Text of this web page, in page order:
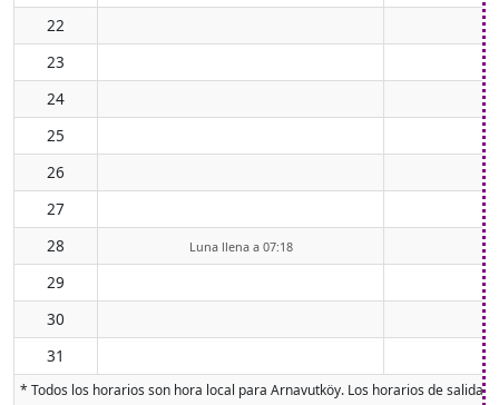
22
23
24
25
26
27
28
Luna llena a 07:18
29
30
31
* Todos los horarios son hora local para Arnavutköy. Los horarios de salida